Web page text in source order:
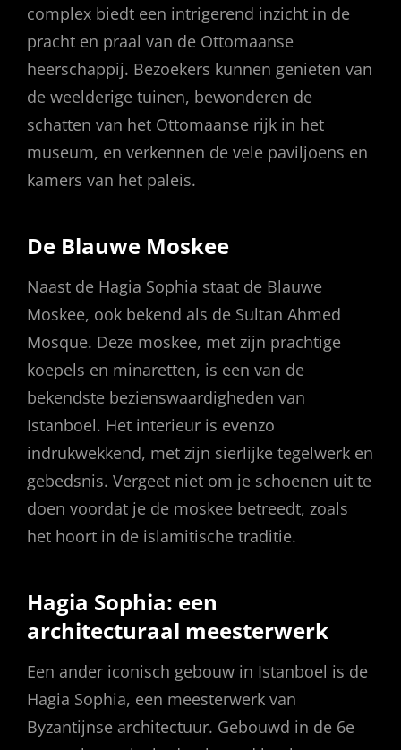
complex biedt een intrigerend inzicht in de
pracht en praal van de Ottomaanse
heerschappij. Bezoekers kunnen genieten van
de weelderige tuinen, bewonderen de
schatten van het Ottomaanse rijk in het
museum, en verkennen de vele paviljoens en
kamers van het paleis.
De Blauwe Moskee
Naast de Hagia Sophia staat de Blauwe
Moskee, ook bekend als de Sultan Ahmed
Mosque. Deze moskee, met zijn prachtige
koepels en minaretten, is een van de
bekendste bezienswaardigheden van
Istanboel. Het interieur is evenzo
indrukwekkend, met zijn sierlijke tegelwerk en
gebedsnis. Vergeet niet om je schoenen uit te
doen voordat je de moskee betreedt, zoals
het hoort in de islamitische traditie.
Hagia Sophia: een
architecturaal meesterwerk
Een ander iconisch gebouw in Istanboel is de
Hagia Sophia, een meesterwerk van
Byzantijnse architectuur. Gebouwd in de 6e